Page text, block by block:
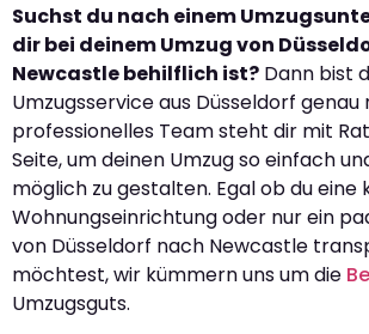
Suchst du nach einem
dir bei deinem Umzug von
Newcastle behilflich ist? Dann bist
Umzugsservice aus Düsseldorf
professionelles Team steht dir mit
Seite, um deinen Umzug so einfach
möglich zu gestalten. Egal ob du
Wohnungseinrichtung oder nur ein
von Düsseldorf nach Newcastle
möchtest, wir kümmern uns um die
Umzugsguts.